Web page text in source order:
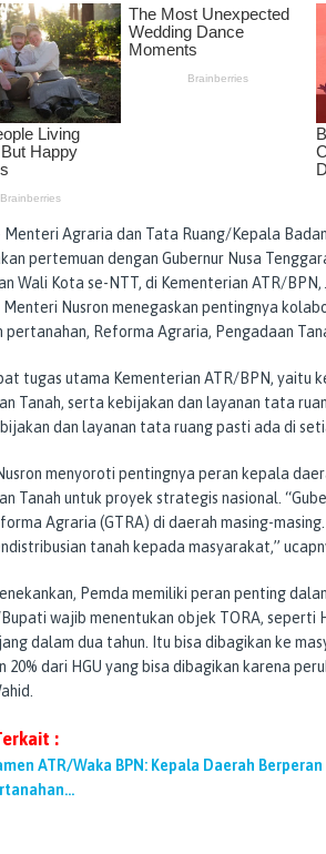
Menteri Agraria dan Tata Ruang/Kepala
pertemuan dengan Gubernur Nusa
Wali Kota se-NTT, di Kementerian ATR/
Nusron menegaskan pentingnya
pertanahan, Reforma Agraria, Pengadaan
tugas utama Kementerian ATR/BPN, yaitu
Tanah, serta kebijakan dan layanan tata
dan layanan tata ruang pasti ada di
menyoroti pentingnya peran kepala
Tanah untuk proyek strategis nasional.
Agraria (GTRA) di daerah masing-
tanah kepada masyarakat,”
Pemda memiliki peran penting
wajib menentukan objek TORA, seperti
dalam dua tahun. Itu bisa dibagikan ke
20% dari HGU yang bisa dibagikan karena
:
ATR/Waka BPN: Kepala Daerah